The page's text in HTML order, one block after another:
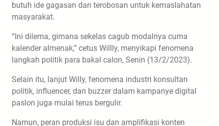
butuh ide gagasan dan terobosan untuk kemaslahatan
masyarakat.
“Ini dilema, gimana sekelas cagub modalnya cuma
kalender almenak,” cetus Willly, menyikapi fenomena
langkah politik para bakal calon, Senin (13/2/2023).
Selain itu, lanjut Willy, fenomena industri konsultan
politik, influencer, dan buzzer dalam kampanye digital
paslon juga mulai terus bergulir.
Namun, peran produksi isu dan amplifikasi konten